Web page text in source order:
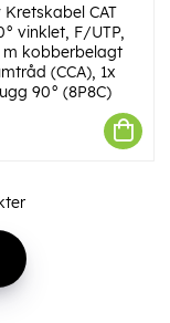
CAT
vinklet, F/UTP,
m kobberbelagt
(CCA), 1x
90° (8P8C)